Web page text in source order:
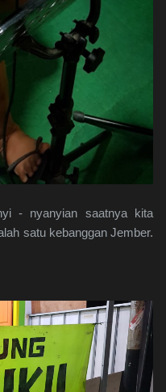
- nyanyian saatnya kita
satu kebanggan Jember.